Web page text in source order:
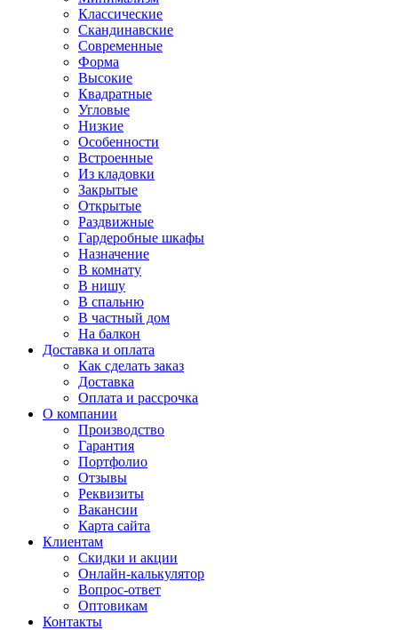
Классические
Скандинавские
Современные
Форма
Высокие
Квадратные
Угловые
Низкие
Особенности
Встроенные
Из кладовки
Закрытые
Открытые
Раздвижные
Гардеробные шкафы
Назначение
В комнату
В нишу
В спальню
В частный дом
На балкон
Доставка и оплата
Как сделать заказ
Доставка
Оплата и рассрочка
О компании
Производство
Гарантия
Портфолио
Отзывы
Реквизиты
Вакансии
Карта сайта
Клиентам
Скидки и акции
Онлайн-калькулятор
Вопрос-ответ
Оптовикам
Контакты